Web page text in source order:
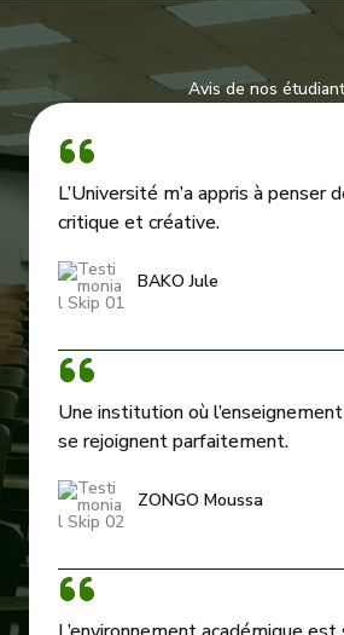
Avis de nos
L’Université m’a appris à penser
critique et créative.
BAKO Jule
Une institution où
se rejoignent parfaitement.
ZONGO Moussa